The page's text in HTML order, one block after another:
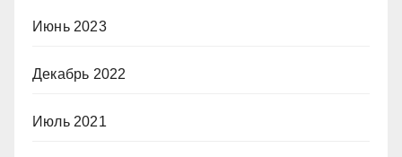
Июнь 2023
Декабрь 2022
Июль 2021